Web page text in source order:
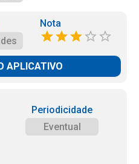
Nota
APLICATIVO
Periodicidade
Eventual